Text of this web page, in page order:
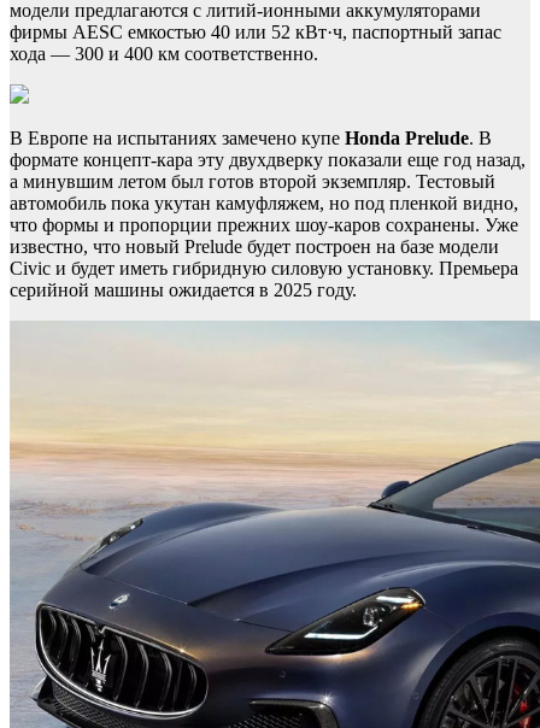
модели предлагаются с литий-ионными аккумуляторами
фирмы AESC емкостью 40 или 52 кВт·ч, паспортный запас
хода — 300 и 400 км соответственно.
В Европе на испытаниях замечено купе Honda Prelude. В
формате концепт-кара эту двухдверку показали еще год назад,
а минувшим летом был готов второй экземпляр. Тестовый
автомобиль пока укутан камуфляжем, но под пленкой видно,
что формы и пропорции прежних шоу-каров сохранены. Уже
известно, что новый Prelude будет построен на базе модели
Civic и будет иметь гибридную силовую установку. Премьера
серийной машины ожидается в 2025 году.